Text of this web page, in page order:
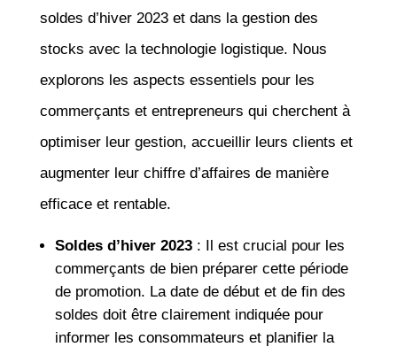
soldes d’hiver 2023 et dans la gestion des
stocks avec la technologie logistique. Nous
explorons les aspects essentiels pour les
commerçants et entrepreneurs qui cherchent à
optimiser leur gestion, accueillir leurs clients et
augmenter leur chiffre d’affaires de manière
efficace et rentable.
Soldes d’hiver 2023: Il est crucial pour les
commerçants de bien préparer cette période
de promotion. La date de début et de fin des
soldes doit être clairement indiquée pour
informer les consommateurs et planifier la